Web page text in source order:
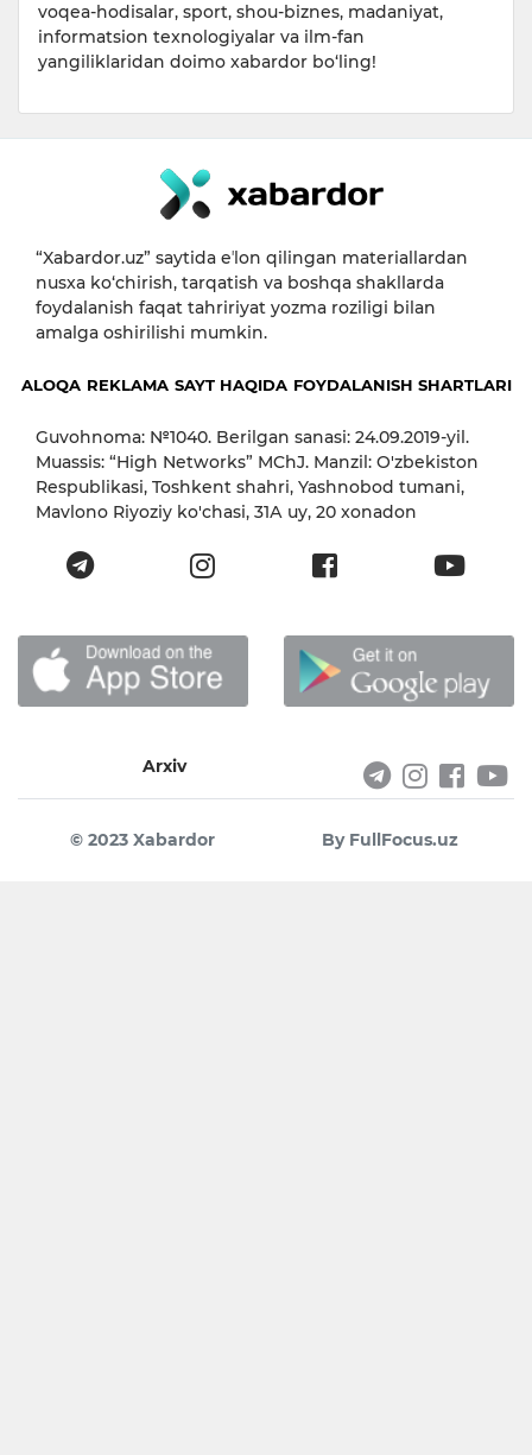
voqea-hodisalar, sport, shou-biznes, madaniyat,
informatsion texnologiyalar va ilm-fan
yangiliklaridan doimo xabardor bo‘ling!
“Xabardor.uz” saytida eʼlon qilingan materiallardan
nusxa ko‘chirish, tarqatish va boshqa shakllarda
foydalanish faqat tahririyat yozma roziligi bilan
amalga oshirilishi mumkin.
ALOQA REKLAMA SAYT HAQIDA FOYDALANISH SHARTLARI
Guvohnoma: №1040. Berilgan sanasi: 24.09.2019-yil.
Muassis: “High Networks” MChJ. Manzil: O'zbekiston
Respublikasi, Toshkent shahri, Yashnobod tumani,
Mavlono Riyoziy ko'chasi, 31А uy, 20 xonadon
Arxiv
© 2023 Xabardor By FullFocus.uz